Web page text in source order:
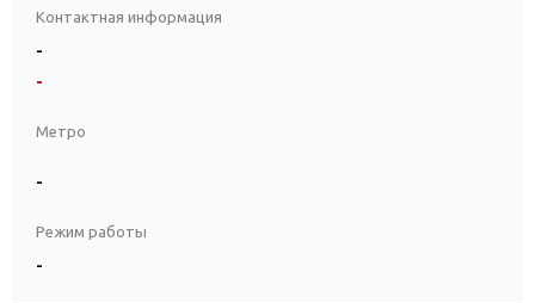
Метро
-
Контактная информация
-
-
Режим работы
-